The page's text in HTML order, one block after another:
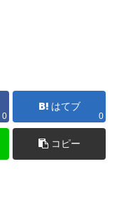
0
はてブ
0
コピー